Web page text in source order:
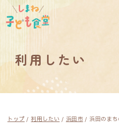
このページの本文へ
利用したい
現
トップ /利用したい / 浜田市 / 浜田のま